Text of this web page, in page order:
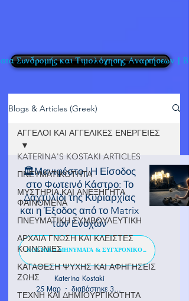
Συνδρομής και Τιμολόγησης Αναρτήσεων |
Blogs & Articles (Greek)
KATERINA'S KOSTAKI ARTICLES
ΠΝΕΥΜΑΤΙΚΟΤΗΤΑ
ΜΥΣΤΗΡΙΑ ΚΑΙ ΑΝΕΞΗΓΗΤΑ
ΦΑΙΝΟΜΕΝΑ
ΠΝΕΥΜΑΤΙΚΗ ΣΥΜΒΟΥΛΕΥΤΙΚΗ
ΑΡΧΑΙΑ ΓΝΩΣΗ ΚΑΙ ΚΛΕΙΣΤΕΣ
ΚΟΙΝΩΝΙΕΣ
ΚΑΤΑΘΕΣΗ ΨΥΧΗΣ ΚΑΙ ΑΦΗΓΗΣΕΙΣ
ΖΩΗΣ
ΤΕΧΝΗ ΚΑΙ ΔΗΜΙΟΥΡΓΙΚΟΤΗΤΑ
ΑΓΓΕΛΟΙ ΚΑΙ ΑΓΓΕΛΙΚΕΣ ΕΝΕΡΓΕΙΕΣ
🏛️Μανιφέστο | Η Είσοδος
στο Φωτεινό Κάστρο: Το
Δαχτυλίδι της Κυριαρχίας
και η Έξοδος από το Matrix
των Ενοχών
ΚΟΣΜΙΚΑ ΜΗΝΥΜΑΤΑ & ΣΥΓΧΡΟΝΙΚΟΤΗΤΕΣ
Katerina Kostaki
25 Μαρ
διαβάστηκε 3 λεπτά